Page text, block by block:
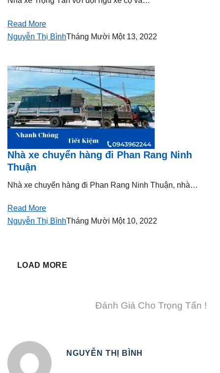
Read More
Nguyễn Thị BìnhTháng Mười Một 13, 2022
Nhà xe chuyển hàng đi Phan Rang Ninh
Thuận
Nhà xe chuyển hàng đi Phan Rang Ninh Thuận, nhà…
Read More
Nguyễn Thị BìnhTháng Mười Một 10, 2022
LOAD MORE
Đánh Giá Cho Trọng Tấn !
NGUYỄN THỊ BÌNH